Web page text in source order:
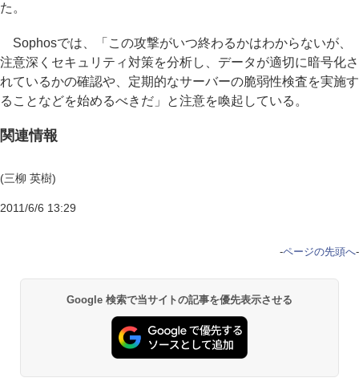
た。
Sophosでは、「この攻撃がいつ終わるかはわからないが、
注意深くセキュリティ対策を分析し、データが適切に暗号化さ
れているかの確認や、定期的なサーバーの脆弱性検査を実施す
ることなどを始めるべきだ」と注意を喚起している。
関連情報
(三柳 英樹)
2011/6/6 13:29
-ページの先頭へ-
Google 検索で当サイトの記事を優先表示させる